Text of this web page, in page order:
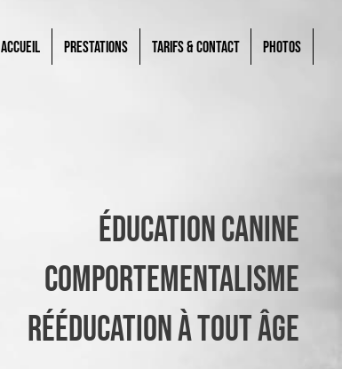
Accueil Prestations Tarifs & Contact Photos
Éducation canine
Comportementalisme
Rééducation à tout âge